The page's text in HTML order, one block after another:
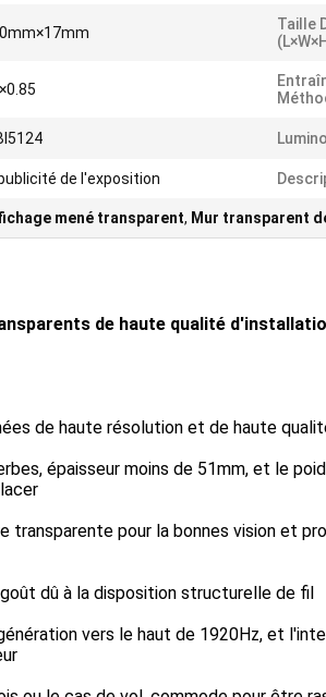
Taille
de l'exposition
mené transparent, Mur transparent
de haute qualité
de haute résolution et de haute
épaisseur moins de 51mm, et le
transparente pour la bonnes vision et
dû à la disposition structurelle de fil
vers le haut de 1920Hz, et